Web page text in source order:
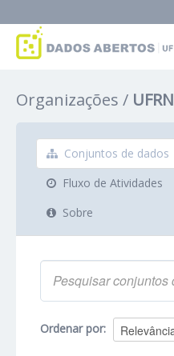
Grupos
Sobre
Organizações UFRN
Conjuntos de dados
Fluxo de Atividades
Sobre
Ordenar por